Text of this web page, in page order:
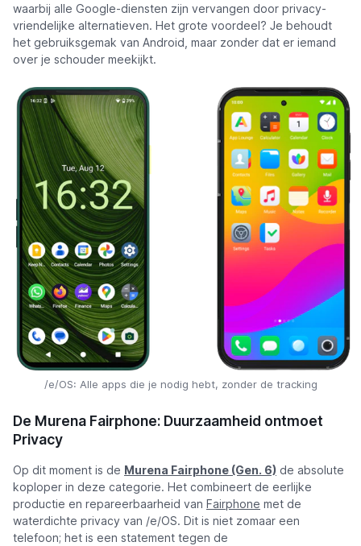
waarbij alle Google-diensten zijn vervangen door privacy-
vriendelijke alternatieven. Het grote voordeel? Je behoudt
het gebruiksgemak van Android, maar zonder dat er iemand
over je schouder meekijkt.
/e/OS: Alle apps die je nodig hebt, zonder de tracking
De Murena Fairphone: Duurzaamheid ontmoet
Privacy
Op dit moment is de Murena Fairphone (Gen. 6) de absolute
koploper in deze categorie. Het combineert de eerlijke
productie en repareerbaarheid van Fairphone met de
waterdichte privacy van /e/OS. Dit is niet zomaar een
telefoon; het is een statement tegen de